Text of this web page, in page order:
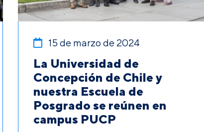
15 de marzo de 2024
La Universidad de
Concepción de Chile y
nuestra Escuela de
Posgrado se reúnen en
campus PUCP